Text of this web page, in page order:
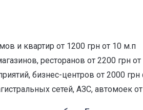
и квартир от 1200 грн от 10 м.п
ресторанов от 2200 грн
бизнес-центров от 2000 грн
сетей, АЗС, автомоек